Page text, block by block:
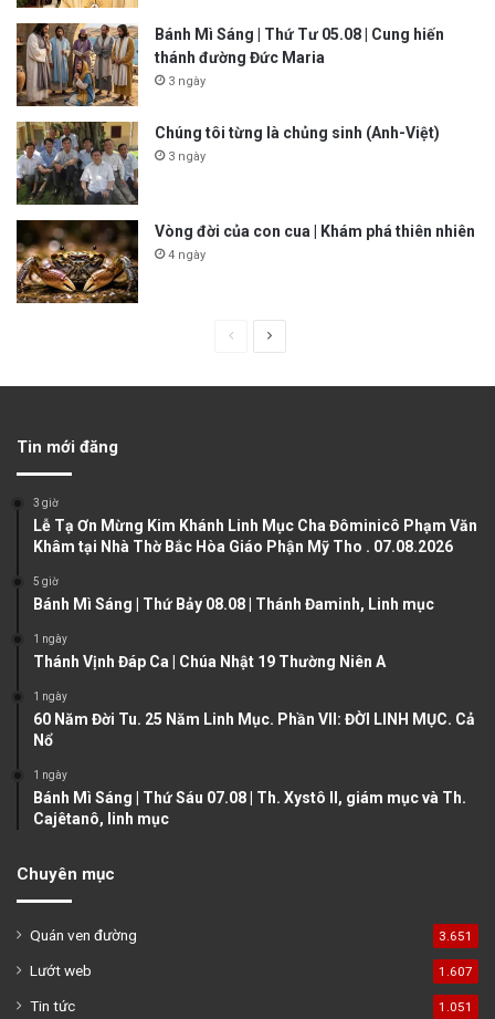
Bánh Mì Sáng | Thứ Tư 05.08 | Cung hiến
thánh đường Đức Maria
3 ngày
Chúng tôi từng là chủng sinh (Anh-Việt)
3 ngày
Vòng đời của con cua | Khám phá thiên nhiên
4 ngày
u
s
a
g
e
Tin mới đăng
3 giờ
Lễ Tạ Ơn Mừng Kim Khánh Linh Mục Cha Đôminicô Phạm Văn
Khâm tại Nhà Thờ Bắc Hòa Giáo Phận Mỹ Tho . 07.08.2026
5 giờ
Bánh Mì Sáng | Thứ Bảy 08.08 | Thánh Đaminh, Linh mục
1 ngày
Thánh Vịnh Đáp Ca | Chúa Nhật 19 Thường Niên A
1 ngày
60 Năm Đời Tu. 25 Năm Linh Mục. Phần VII: ĐỜI LINH MỤC. Cả
Nổ
1 ngày
Bánh Mì Sáng | Thứ Sáu 07.08 | Th. Xystô II, giám mục và Th.
Cajêtanô, linh mục
Chuyên mục
Quán ven đường 3.651
Lướt web 1.607
Tin tức 1.051